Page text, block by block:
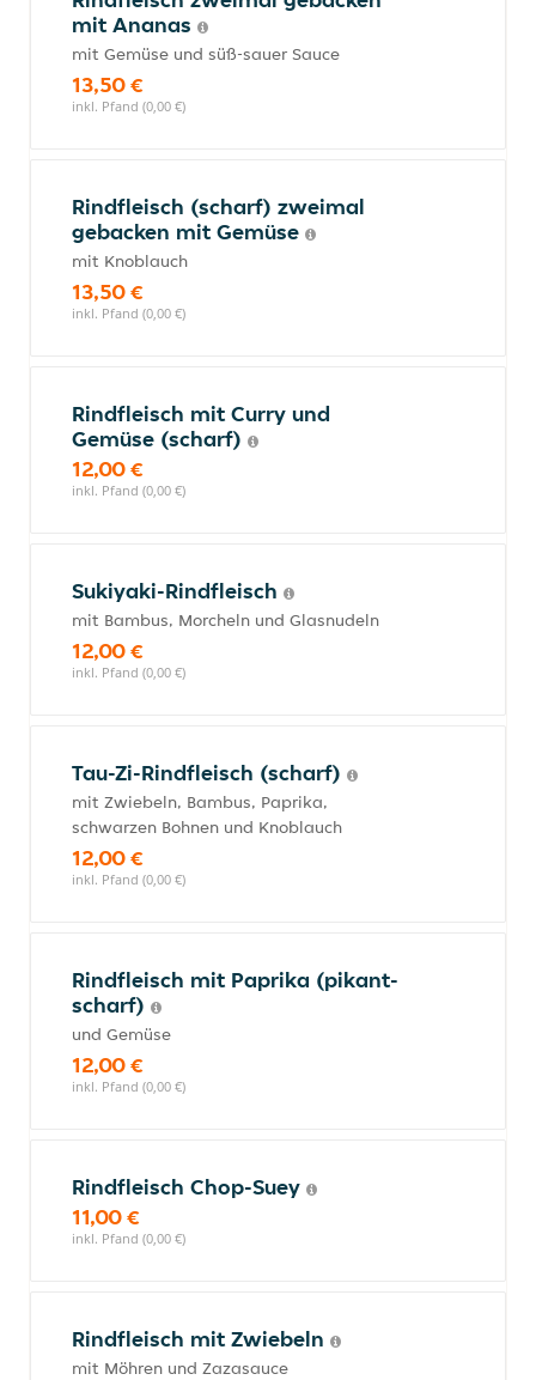
mit Ananas
mit Gemüse und süß-sauer Sauce
13,50 €
inkl. Pfand (0,00 €)
Rindfleisch (scharf) zweimal
gebacken mit Gemüse
mit Knoblauch
13,50 €
inkl. Pfand (0,00 €)
Rindfleisch mit Curry und
Gemüse (scharf)
12,00 €
inkl. Pfand (0,00 €)
Sukiyaki-Rindfleisch
mit Bambus, Morcheln und Glasnudeln
12,00 €
inkl. Pfand (0,00 €)
Tau-Zi-Rindfleisch (scharf)
mit Zwiebeln, Bambus, Paprika,
schwarzen Bohnen und Knoblauch
12,00 €
inkl. Pfand (0,00 €)
Rindfleisch mit Paprika (pikant-
scharf)
und Gemüse
12,00 €
inkl. Pfand (0,00 €)
Rindfleisch Chop-Suey
11,00 €
inkl. Pfand (0,00 €)
Rindfleisch mit Zwiebeln
mit Möhren und Zazasauce